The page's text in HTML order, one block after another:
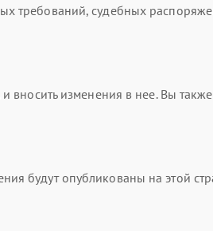
требований, судебных
изменения в нее. Вы
будут опубликованы на этой